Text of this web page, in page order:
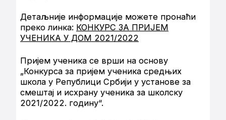
Детаљније информације можете пронаћи
преко линка: КОНКУРС ЗА ПРИЈЕМ
УЧЕНИКА У ДОМ 2021/2022
Пријем ученика се врши на основу
„Конкурса за пријем ученика средњих
школа у Републици Србији у установе за
смештај и исхрану ученика за школску
2021/2022. годину“.